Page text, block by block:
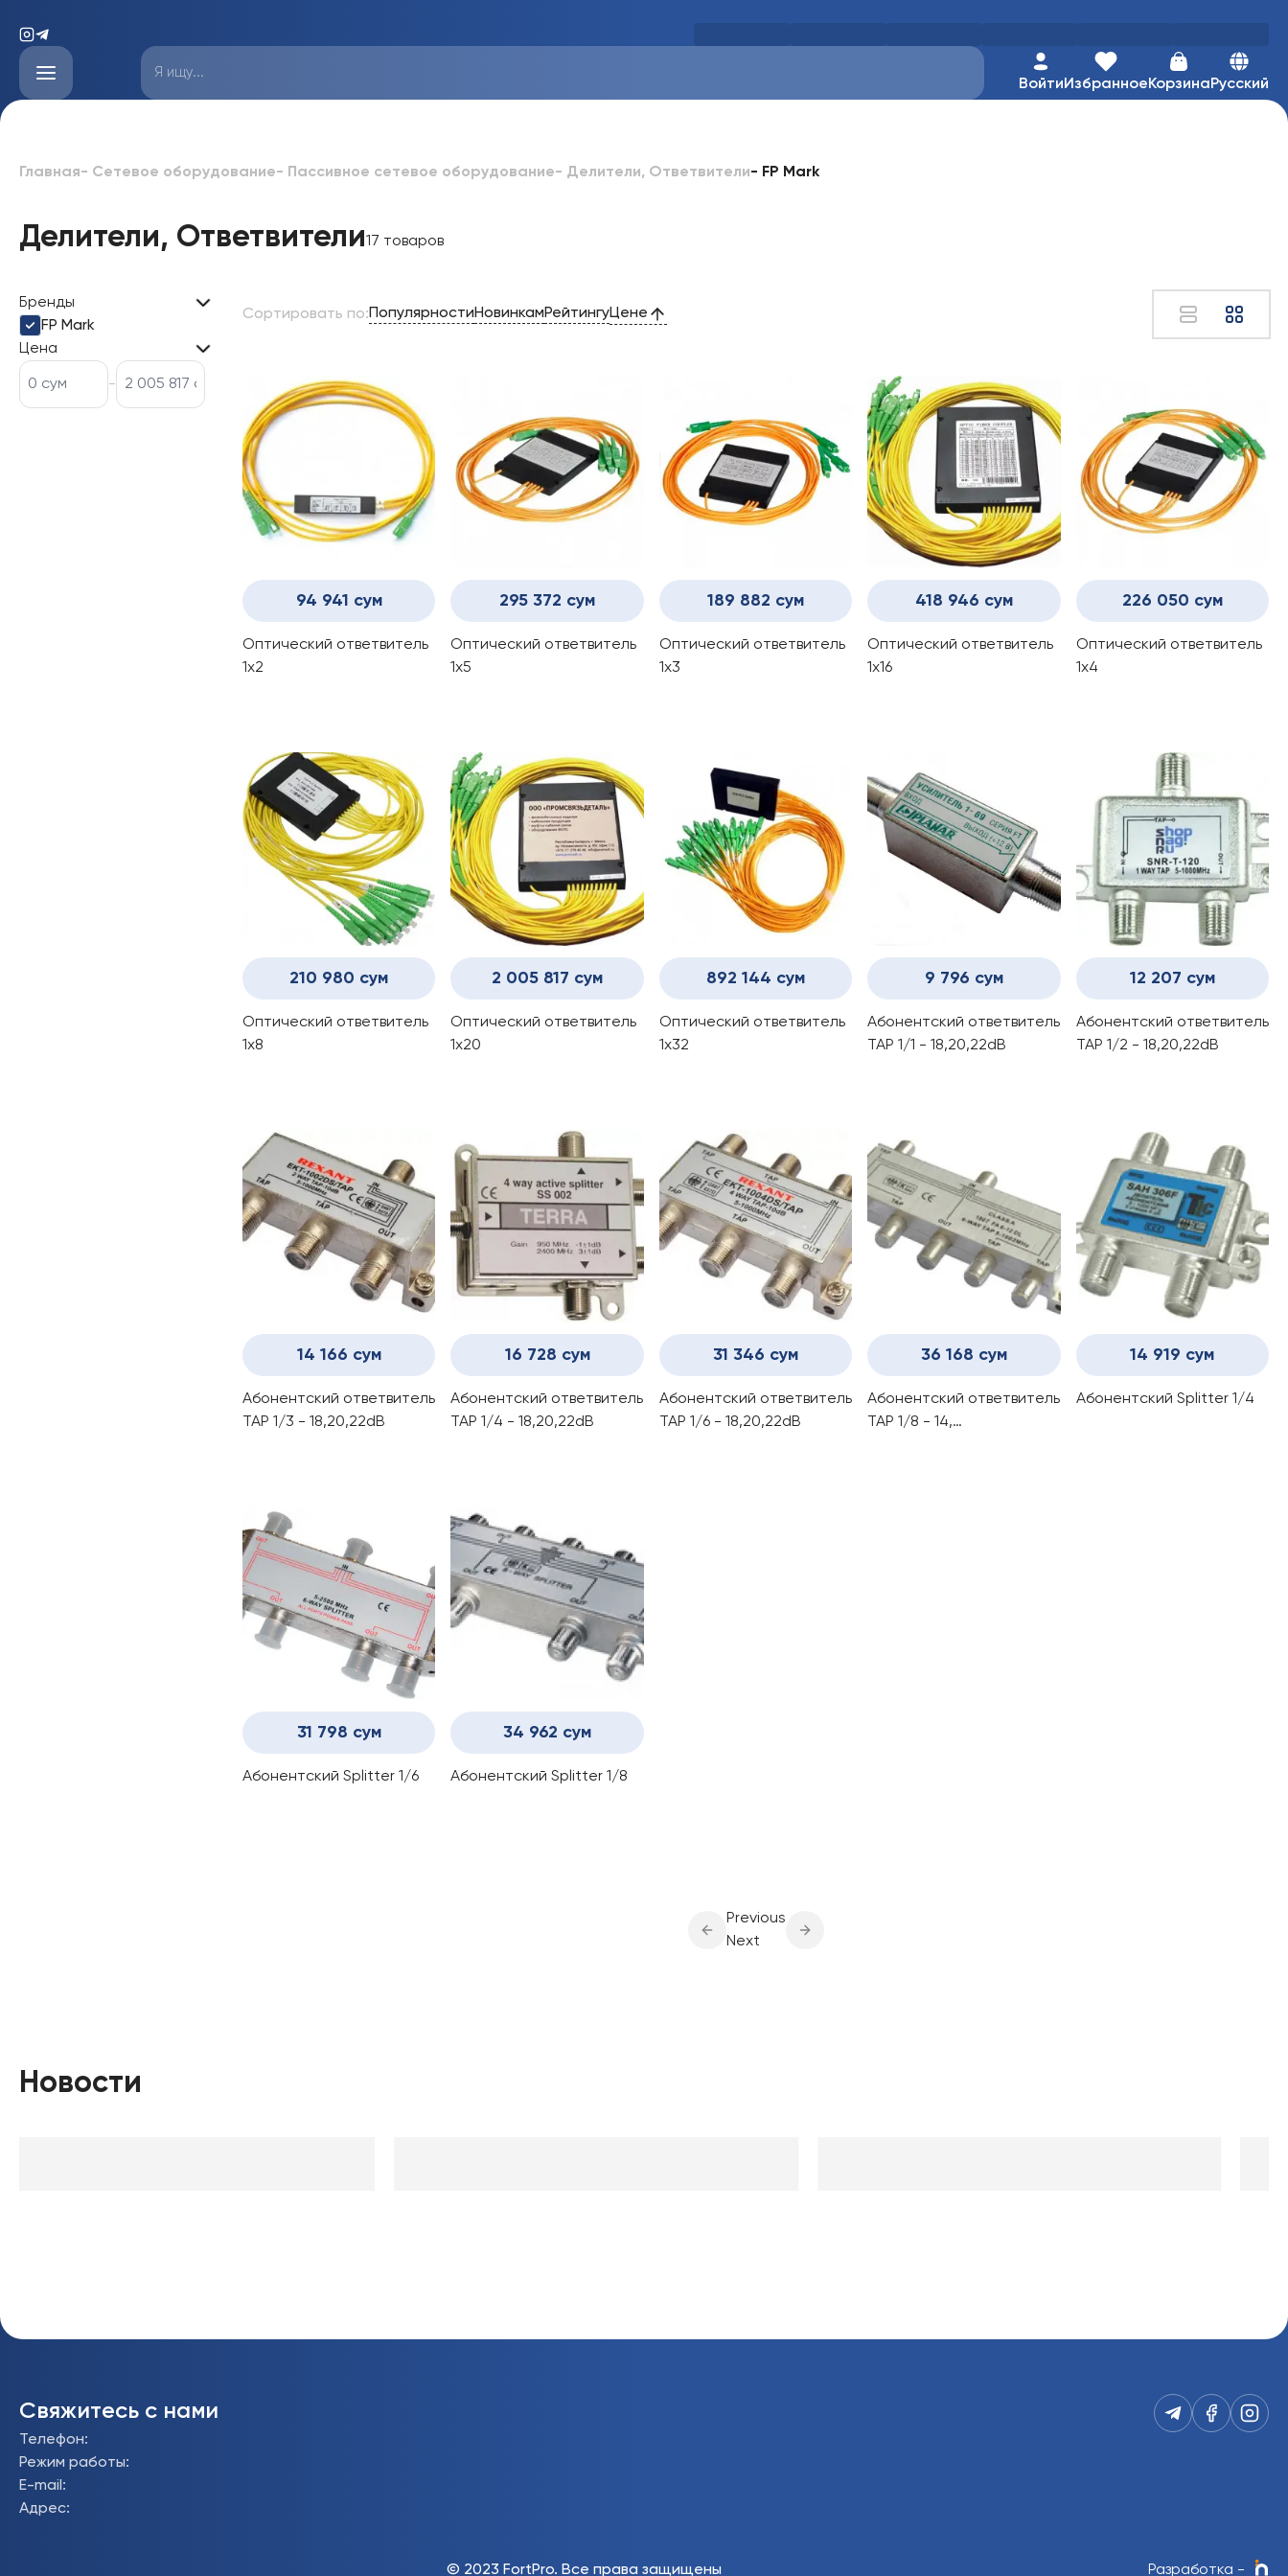
ВойтиИзбранноеКорзинаРусский
Главная- Сетевое оборудование- Пассивное сетевое оборудование- Делители, Ответвители- FP Mark
Делители, Ответвители17 товаров
Бренды
FP Mark
Цена
-
Сортировать по:ПопулярностиНовинкамРейтингуЦене
94 941 сум
Оптический ответвитель
1x2
295 372 сум
Оптический ответвитель
1x5
189 882 сум
Оптический ответвитель
1x3
418 946 сум
Оптический ответвитель
1x16
226 050 сум
Оптический ответвитель
1x4
210 980 сум
Оптический ответвитель
1x8
2 005 817 сум
Оптический ответвитель
1x20
892 144 сум
Оптический ответвитель
1x32
9 796 сум
Абонентский ответвитель
ТАР 1/1 - 18,20,22dB
12 207 сум
Абонентский ответвитель
ТАР 1/2 - 18,20,22dB
14 166 сум
Абонентский ответвитель
ТАР 1/3 - 18,20,22dB
16 728 сум
Абонентский ответвитель
ТАР 1/4 - 18,20,22dB
31 346 сум
Абонентский ответвитель
ТАР 1/6 - 18,20,22dB
36 168 сум
Абонентский ответвитель
ТАР 1/8 - 14,
14 919 сум
Абонентский Splitter 1/4
31 798 сум
Абонентский Splitter 1/6
34 962 сум
Абонентский Splitter 1/8
Previous
Next
Новости
Свяжитесь с нами
Телефон:
Режим работы:
E-mail :
Адрес:
© 2023 FortPro. Все права защищены Разработка -